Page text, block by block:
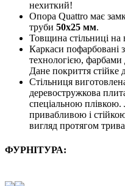
нехиткий!
Опора Quattro має
труби 50х25 мм.
Товщина стільниці на
Каркаси пофарбовані
технологією, фарбами
Дане покриття стійке
Стільниця
деревостружкова
спеціальною плівкою.
привабливою і
вигляд протягом
ФУРНІТУРА: